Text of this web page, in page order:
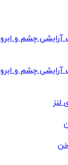
آرایشی چشم و ابرو
آرایشی چشم و ابرو